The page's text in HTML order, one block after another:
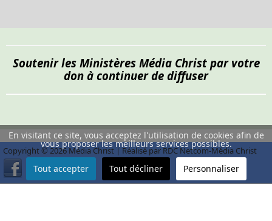
Soutenir les Ministères Média Christ par votre
don à continuer de diffuser
Copyright © 2026 Média Christ | Réalisé par RDC Netcom-Média Christ
En visitant ce site, vous acceptez l'utilisation de cookies afin de
vous proposer les meilleurs services possibles.
Tout accepter Tout décliner Personnaliser